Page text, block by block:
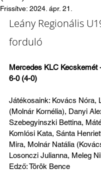
Frissítve: 2024. ápr. 21.
Leány Regionális
forduló
Mercedes KLC Kecskemét
6-0 (4-0)
Játékosaink: Kovács Nóra,
(Molnár Kornélia), Danyi
Szebegyinszki Bettina,
Komlósi Kata, Sánta
Mira, Molnár Natália
Losonczi Julianna, Meleg
Edző: Török Bence